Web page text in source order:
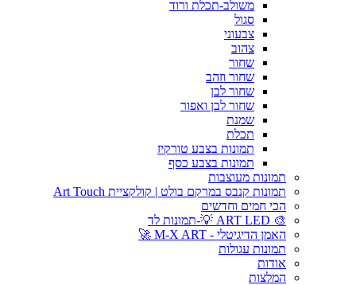
משולב-תכלת ורוד
סגול
צבעוני
צהוב
שחור
שחור וזהב
שחור לבן
שחור לבן ואפור
שמנת
תכלת
תמונות בצבע טורקיז
תמונות בצבע כסף
תמונות מעוצבות
תמונות קנבס במרקם בולט | קולקציית Art Touch
הכי חמים וחדשים
🎨 ART LED 💡-תמונות לד
האמן הדיגיטלי - M-X ART 🚀
תמונות עגולות
אודות
המלצות